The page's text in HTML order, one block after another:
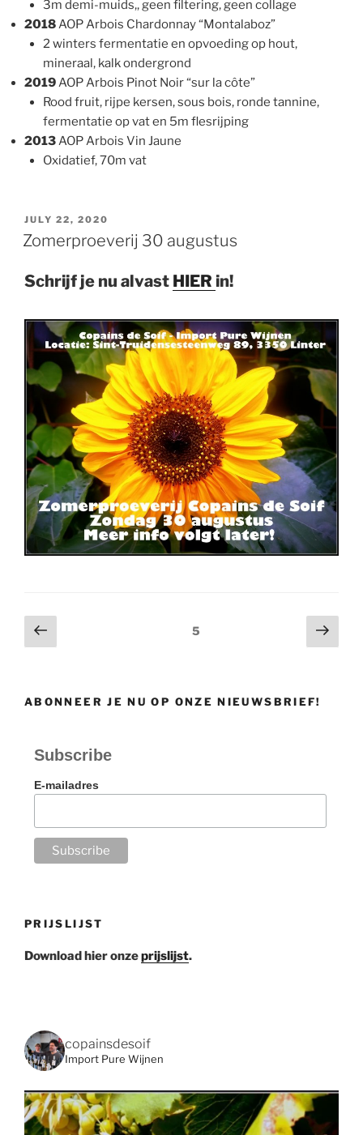
3m demi-muids,, geen filtering, geen collage
2018 AOP Arbois Chardonnay “Montalaboz”
2 winters fermentatie en opvoeding op hout,
mineraal, kalk ondergrond
2019 AOP Arbois Pinot Noir “sur la côte”
Rood fruit, rijpe kersen, sous bois, ronde tannine,
fermentatie op vat en 5m flesrijping
2013 AOP Arbois Vin Jaune
Oxidatief, 70m vat
POSTED
ON
JULY 22, 2020
Zomerproeverij 30 augustus
Schrijf je nu alvast HIER in!
Posts
navigation
Previous
page
Page5
Next
page
ABONNEER JE NU OP ONZE NIEUWSBRIEF!
Subscribe
E-mailadres
PRIJSLIJST
Download hier onzeprijslijst.
copainsdesoif
Import Pure Wijnen